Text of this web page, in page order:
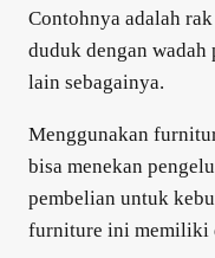
Contohnya adalah
duduk dengan
lain sebagainya.
Menggunakan
bisa menekan
pembelian untuk
furniture ini memiliki